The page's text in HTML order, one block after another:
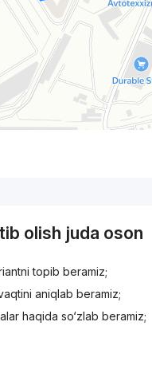
olish juda oson
topib beramiz;
aniqlab beramiz;
haqida so‘zlab beramiz;